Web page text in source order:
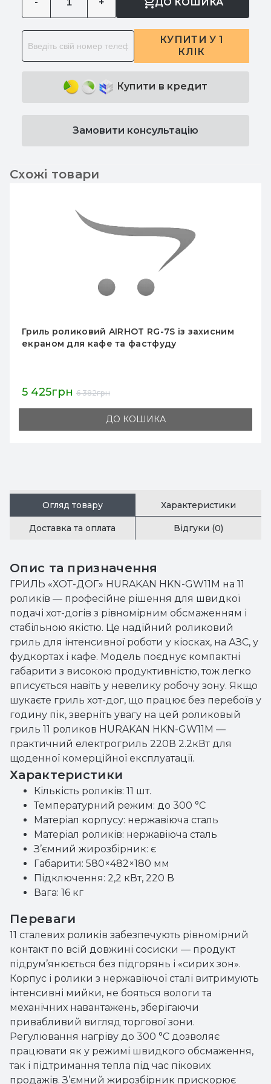
КУПИТИ У 1
КЛІК
Купити в кредит
Замовити консультацію
Схожі товари
Гриль роликовий Airhot RG-9, 9 роликів 440
мм, +50–300 °C, 1.65 кВт, 220 В, 560x410x178 мм,
6 032грн 7 096грн
ДО КОШИКА
Огляд товару Характеристики
Доставка та оплата Відгуки (0)
Опис та призначення
ГРИЛЬ «ХОТ-ДОГ» HURAKAN HKN-GW11M на 11
роликів — професійне рішення для швидкої
подачі хот-догів з рівномірним обсмаженням і
стабільною якістю. Це надійний роликовий
гриль для інтенсивної роботи у кіосках, на АЗС, у
фудкортах і кафе. Модель поєднує компактні
габарити з високою продуктивністю, тож легко
вписується навіть у невелику робочу зону. Якщо
шукаєте гриль хот-дог, що працює без перебоїв у
годину пік, зверніть увагу на цей роликовый
гриль 11 роликов HURAKAN HKN-GW11M —
практичний електрогриль 220В 2.2кВт для
щоденної комерційної експлуатації.
Характеристики
Кількість роликів: 11 шт.
Температурний режим: до 300 °C
Матеріал корпусу: нержавіюча сталь
Матеріал роликів: нержавіюча сталь
З’ємний жирозбірник: є
Габарити: 580×482×180 мм
Підключення: 2,2 кВт, 220 В
Вага: 16 кг
Переваги
11 сталевих роликів забезпечують рівномірний
контакт по всій довжині сосиски — продукт
підрум’янюється без підгорянь і «сирих зон».
Корпус і ролики з нержавіючої сталі витримують
інтенсивні мийки, не бояться вологи та
механічних навантажень, зберігаючи
привабливий вигляд торгової зони.
Регулювання нагріву до 300 °C дозволяє
працювати як у режимі швидкого обсмаження,
так і підтримання тепла під час пікових
продажів. З’ємний жирозбірник прискорює